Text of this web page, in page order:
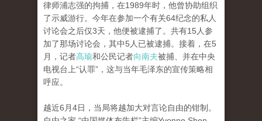
律师浦志强的拘捕，在1989年时，他曾协助组织
了示威游行。今年在参加一个有关64纪念的私人
讨论会之后仅3天，他便被逮捕了。共有15人参
加了那场讨论会，其中5人已被逮捕。接着，在5
月，记者高瑜和公民记者向南夫被捕、并在中央
电视台上“认罪”，这与当年毛泽东的宣传策略相
呼应。
越近6月4日，当局将越加大对言论自由的钳制。